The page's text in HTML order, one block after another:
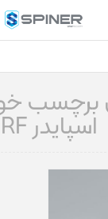
اسپایدر RF"